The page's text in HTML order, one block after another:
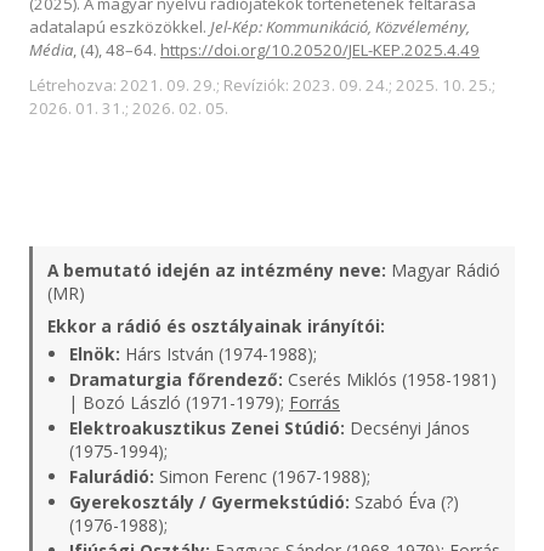
adatalapú eszközökkel. Jel-Kép: Kommunikáció, Közvélemény,
Média, (4), 48–64. https://doi.org/10.20520/JEL-KEP.2025.4.49
Létrehozva: 2021. 09. 29.; Revíziók: 2023. 09. 24.; 2025. 10. 25.;
2026. 01. 31.; 2026. 02. 05.
A bemutató idején az intézmény neve: Magyar Rádió
(MR)
Ekkor a rádió és osztályainak irányítói:
Elnök: Hárs István (1974-1988);
Dramaturgia főrendező: Cserés Miklós (1958-1981)
| Bozó László (1971-1979); Forrás
Elektroakusztikus Zenei Stúdió: Decsényi János
(1975-1994);
Falurádió: Simon Ferenc (1967-1988);
Gyerekosztály / Gyermekstúdió: Szabó Éva (?)
(1976-1988);